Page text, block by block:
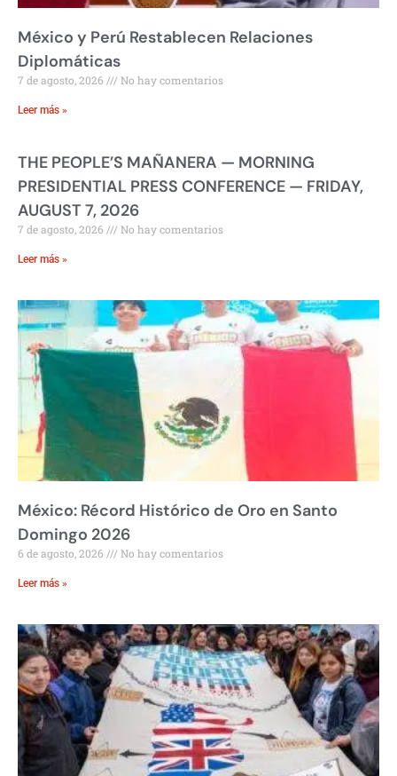
México y Perú Restablecen Relaciones
Diplomáticas
7 de agosto, 2026 No hay comentarios
Leer más »
THE PEOPLE’S MAÑANERA — MORNING
PRESIDENTIAL PRESS CONFERENCE — FRIDAY,
AUGUST 7, 2026
7 de agosto, 2026 No hay comentarios
Leer más »
México: Récord Histórico de Oro en Santo
Domingo 2026
6 de agosto, 2026 No hay comentarios
Leer más »